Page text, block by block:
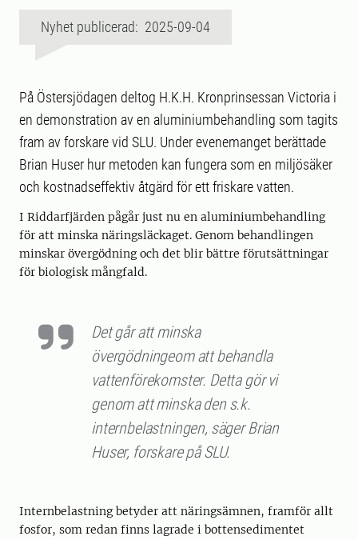
Nyhet publicerad: 2025-09-04
På Östersjödagen deltog H.K.H. Kronprinsessan Victoria i
en demonstration av en aluminiumbehandling som tagits
fram av forskare vid SLU. Under evenemanget berättade
Brian Huser hur metoden kan fungera som en miljösäker
och kostnadseffektiv åtgärd för ett friskare vatten.
I Riddarfjärden pågår just nu en aluminiumbehandling
för att minska näringsläckaget. Genom behandlingen
minskar övergödning och det blir bättre förutsättningar
för biologisk mångfald.
Det går att minska
övergödningeom att behandla
vattenförekomster. Detta gör vi
genom att minska den s.k.
internbelastningen, säger Brian
Huser, forskare på SLU.
Internbelastning betyder att näringsämnen, framför allt
fosfor, som redan finns lagrade i bottensedimentet